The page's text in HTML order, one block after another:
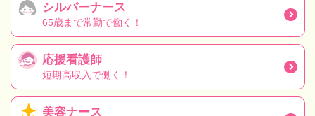
シルバーナース
65歳まで常勤で働く！
応援看護師
短期高収入で働く！
美容ナース